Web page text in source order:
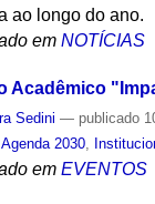
ao longo do ano.
em NOTÍCIAS
Acadêmico
Sedini — publicado
Agenda 2030
em EVENTOS